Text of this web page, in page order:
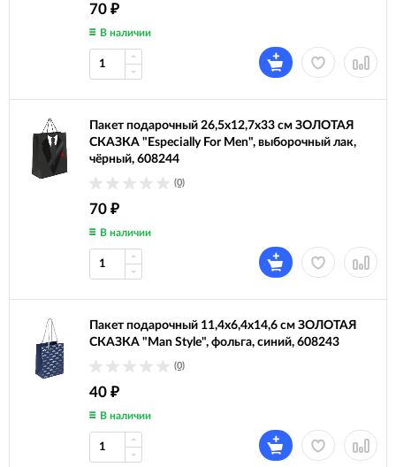
70 ₽
В наличии
Пакет подарочный 26,5x12,7x33 см ЗОЛОТАЯ
СКАЗКА "Especially For Men", выборочный лак,
чёрный, 608244
(0)
70 ₽
В наличии
Пакет подарочный 11,4x6,4x14,6 см ЗОЛОТАЯ
СКАЗКА "Man Style", фольга, синий, 608243
(0)
40 ₽
В наличии